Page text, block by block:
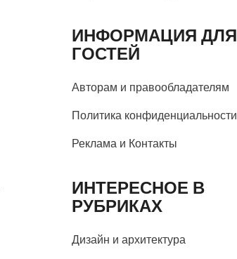
ИНФОРМАЦИЯ ДЛЯ
ГОСТЕЙ
Авторам и правообладателям
Политика конфиденциальности
Реклама и Контакты
ИНТЕРЕСНОЕ В
РУБРИКАХ
Дизайн и архитектура